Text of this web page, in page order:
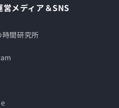
メディア＆SNS
間研究所